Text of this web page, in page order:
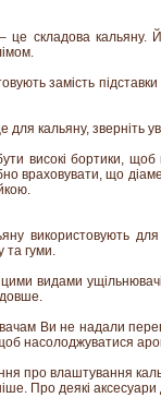
складова кальяну.
замість
кальяну, зверніть
високі бортики,
враховувати, що
використовують
та гуми.
видами
Ви не надали
насолоджуватися
про влаштування
Про деякі аксесуари